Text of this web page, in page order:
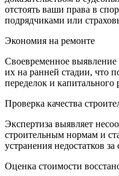
отстоять ваши права в
подрядчиками или
Экономия на ремонте
Своевременное выявление
их на ранней стадии, что
переделок и
Проверка качества
Экспертиза выявляет
строительным нормам и
устранения недостатков за
Оценка стоимости